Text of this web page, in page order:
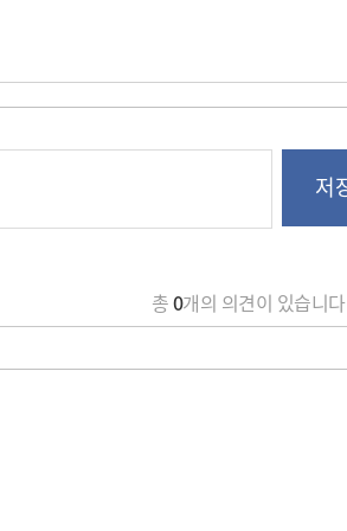
총0개의 의견이 있습니다